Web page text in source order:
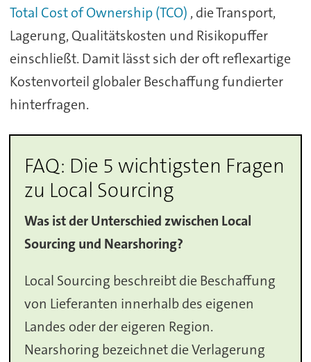
Total Cost of Ownership (TCO) , die Transport,
Lagerung, Qualitätskosten und Risikopuffer
einschließt. Damit lässt sich der oft reflexartige
Kostenvorteil globaler Beschaffung fundierter
hinterfragen.
FAQ: Die 5 wichtigsten Fragen
zu Local Sourcing
Was ist der Unterschied zwischen Local
Sourcing und Nearshoring?
Local Sourcing beschreibt die Beschaffung
von Lieferanten innerhalb des eigenen
Landes oder der eigeren Region.
Nearshoring bezeichnet die Verlagerung